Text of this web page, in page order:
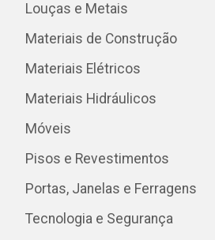
Louças e Metais
Materiais de Construção
Materiais Elétricos
Materiais Hidráulicos
Móveis
Pisos e Revestimentos
Portas, Janelas e Ferragens
Tecnologia e Segurança